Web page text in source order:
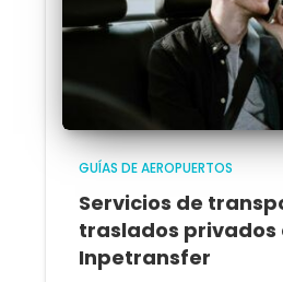
GUÍAS DE AEROPUERTOS
Servicios de
traslados privados
Inpetransfer